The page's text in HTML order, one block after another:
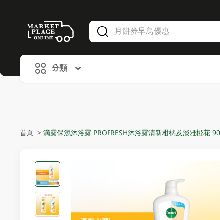
alid Until 30 June 2026
分類
首頁 > 滴露保濕沐浴露 PROFRESH沐浴露清新柑橘及淡雅橙花